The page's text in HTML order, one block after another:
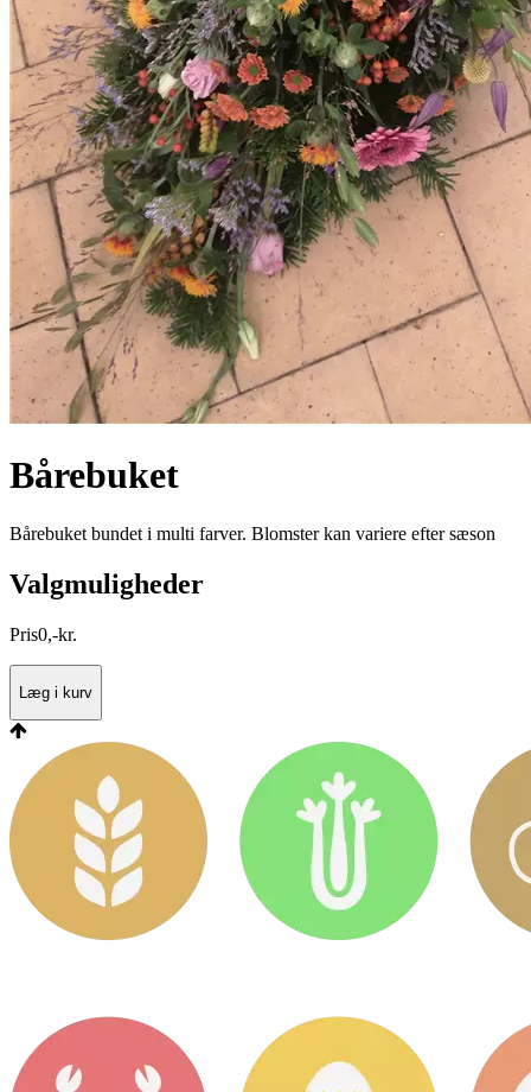
Bårebuket
Bårebuket bundet i multi farver. Blomster kan variere efter sæson
Valgmuligheder
Pris0,-kr.
Læg i kurv